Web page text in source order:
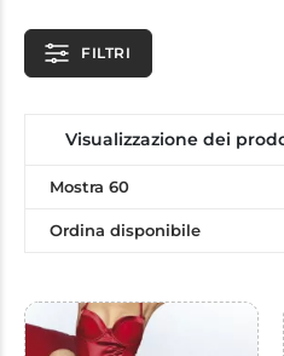
FILTRI
Visualizzazione dei
Mostra 60
Ordina disponibile